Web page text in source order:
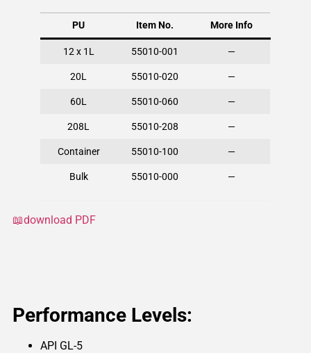
PU Item No. More Info
12 x 1L 55010-001 —
20L 55010-020 —
60L 55010-060 —
208L 55010-208 —
Container 55010-100 —
Bulk 55010-000 —
📖download PDF
Performance Levels:
API GL-5